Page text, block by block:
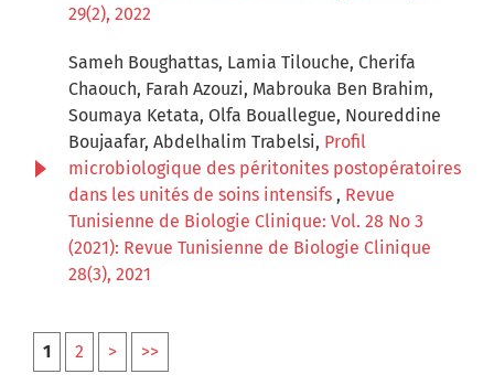
29(2), 2022
Sameh Boughattas, Lamia Tilouche, Cherifa
Chaouch, Farah Azouzi, Mabrouka Ben Brahim,
Soumaya Ketata, Olfa Bouallegue, Noureddine
Boujaafar, Abdelhalim Trabelsi, Profil
microbiologique des péritonites postopératoires
dans les unités de soins intensifs , Revue
Tunisienne de Biologie Clinique: Vol. 28 No 3
(2021): Revue Tunisienne de Biologie Clinique
28(3), 2021
1 2 > >>